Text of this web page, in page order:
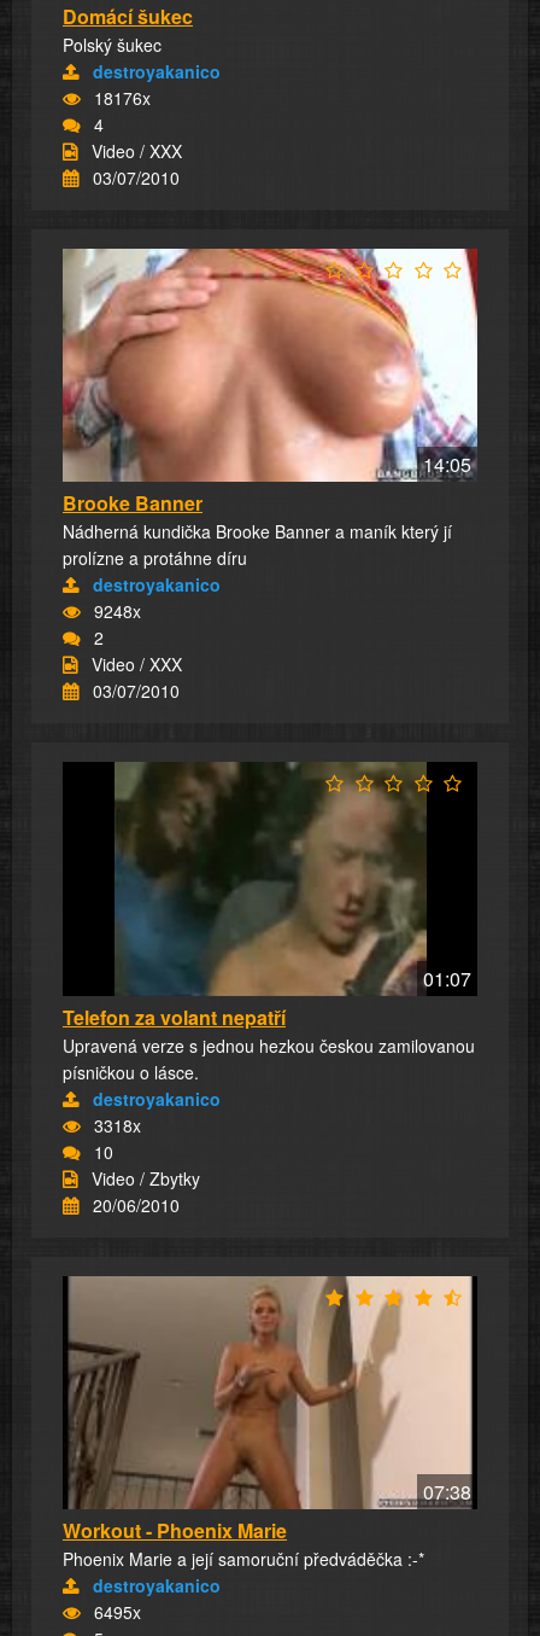
Domácí šukec
Polský šukec
destroyakanico
18176x
4
Video / XXX
03/07/2010
14:05
Brooke Banner
Nádherná kundička Brooke Banner a maník který jí
prolízne a protáhne díru
destroyakanico
9248x
2
Video / XXX
03/07/2010
01:07
Telefon za volant nepatří
Upravená verze s jednou hezkou českou zamilovanou
písničkou o lásce.
destroyakanico
3318x
10
Video / Zbytky
20/06/2010
07:38
Workout - Phoenix Marie
Phoenix Marie a její samoruční předváděčka :-*
destroyakanico
6495x